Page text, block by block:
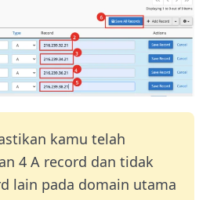
kamu telah
4 A record dan tidak
lain pada domain utama